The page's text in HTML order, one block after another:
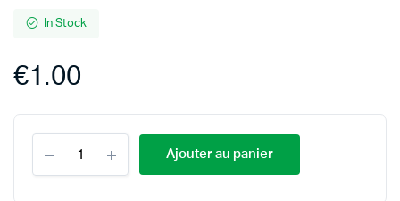
In Stock
€1.00
Ajouter au panier